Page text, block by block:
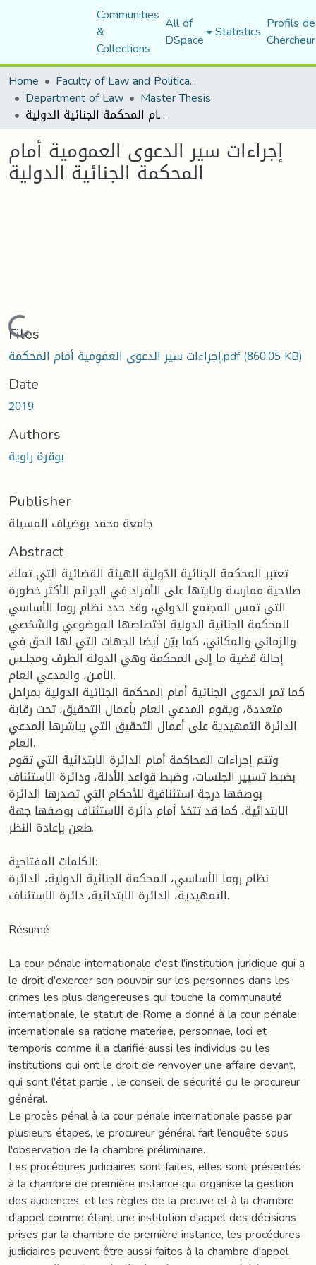
Communities
&
Collections
All of
DSpace Statistics Profils
Home
Faculty of Law and Political Science
Department of Law Master Thesis
إجراءات سير الدعوى العمومية أمام المحكمة الجنائية الدولية
إجراءات سير الدعوى العمومية أمام
المحكمة الجنائية الدولية
Loading...
Files
إجراءات سير الدعوى العمومية أمام المحكمة.pdf(860.05 KB)
Date
2019
Authors
بوقرة راوية
Publisher
جامعة محمد بوضياف المسيلة
Abstract
تعتبر المحكمة الجنائية الدّولية الهيئة القضائية التي تملك
صلاحية ممارسة ولايتها على الأفراد في الجرائم الأكثر خطورة
التي تمس المجتمع الدولي، وقد حدد نظام روما الأساسي
للمحكمة الجنائية الدولية اختصاصها الموضوعي والشخصي
والزماني والمكاني، كما بيّن أيضا الجهات التي لها الحق في
إحالة قضية ما إلى المحكمة وهي الدولة الطرف ومجلـس
الأمـن، والمدعي العام.
كما تمر الدعوى الجنائية أمام المحكمة الجنائية الدولية بمراحل
متعددة، ويقوم المدعي العام بأعمال التحقيق، تحت رقابة
الدائرة التمهيدية على أعمال التحقيق التي يباشرها المدعي
العام.
وتتم إجراءات المحاكمة أمام الدائرة الابتدائية التي تقوم
بضبط تسيير الجلسات، وضبط قواعد الأدلة، ودائرة الاستئناف
بوصفها درجة استئنافية للأحكام التي تصدرها الدائرة
الابتدائية، كما قد تتخذ أمام دائرة الاستئناف بوصفها جهة
طعن بإعادة النظر.
الكلمات المفتاحية:
نظام روما الأساسي، المحكمة الجنائية الدولية، الدائرة
التمهيدية، الدائرة الابتدائية، دائرة الاستئناف.
Résumé
La cour pénale internationale c'est l'institution juridique qui a
le droit d'exercer son pouvoir sur les personnes dans les
crimes les plus dangereuses qui touche la communauté
internationale, le statut de Rome a donné à la cour pénale
internationale sa ratione materiae, personnae, loci et
temporis comme il a clarifié aussi les individus ou les
institutions qui ont le droit de renvoyer une affaire devant,
qui sont l'état partie , le conseil de sécurité ou le procureur
général.
Le procès pénal à la cour pénale internationale passe par
plusieurs étapes, le procureur général fait l’enquête sous
l'observation de la chambre préliminaire.
Les procédures judiciaires sont faites, elles sont présentés
à la chambre de première instance qui organise la gestion
des audiences, et les règles de la preuve et à la chambre
d'appel comme étant une institution d'appel des décisions
prises par la chambre de première instance, les procédures
judiciaires peuvent être aussi faites à la chambre d'appel